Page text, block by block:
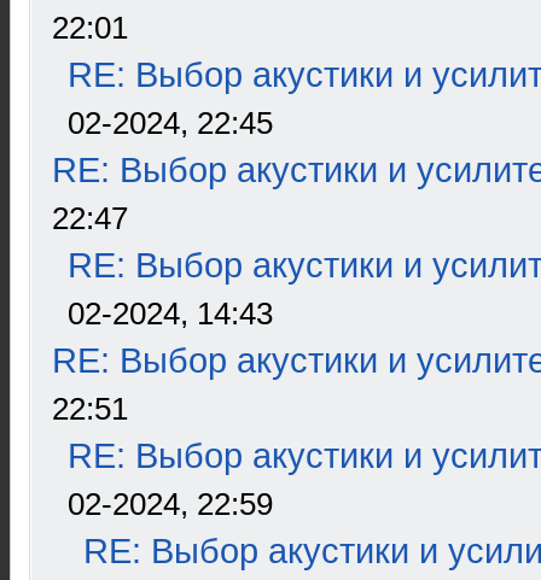
22:01
RE: Выбор акустики и
02-2024, 22:45
RE: Выбор акустики и
22:47
RE: Выбор акустики и
02-2024, 14:43
RE: Выбор акустики и
22:51
RE: Выбор акустики и
02-2024, 22:59
RE: Выбор акустики и